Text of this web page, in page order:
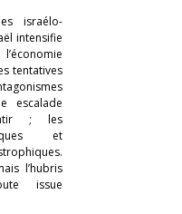
israélo-
intensifie
tentatives
escalade
; les
et
l’hubris
issue